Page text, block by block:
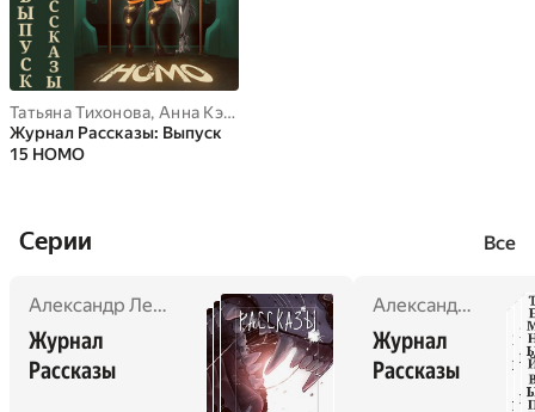
Татьяна Тихонова,Анна Кэтрин Грин
Журнал Рассказы: Выпуск
15 HOMO
Cерии Все
Александр Лебедев ,Антон Сотников Екатерина Годвер
Журнал
Рассказы
Александр Лебедев
Журнал